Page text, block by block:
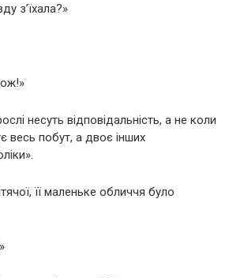
з’їхала?»
несуть відповідальність, а не коли
весь побут, а двоє інших
її маленьке обличчя було